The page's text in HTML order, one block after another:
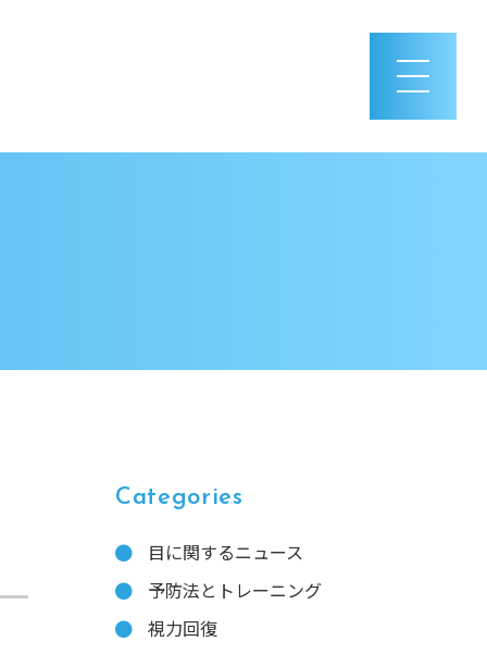
Categories
目に関するニュース
予防法とトレーニング
視力回復